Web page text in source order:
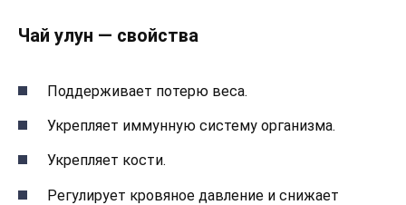
Чай улун — свойства
Поддерживает потерю веса.
Укрепляет иммунную систему организма.
Укрепляет кости.
Регулирует кровяное давление и снижает